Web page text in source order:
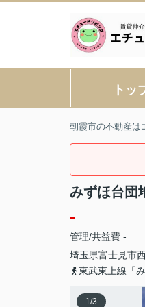
トッ
朝霞市の不動産は
みずほ台団
-
管理/共益費 -
埼玉県富士見市
東武東上線「
1/3